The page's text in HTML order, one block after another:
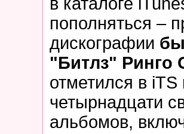
пополняться –
дискографии
"Битлз" Ринго
отметился в iTS
четырнадцати
альбомов,